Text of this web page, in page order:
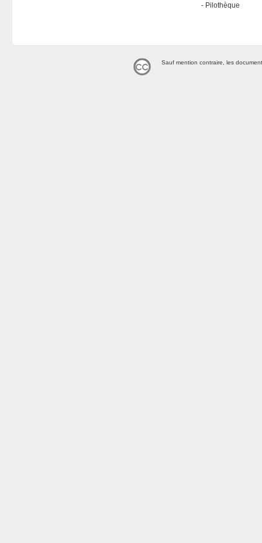
Pilothèque
Sauf mention contraire, les